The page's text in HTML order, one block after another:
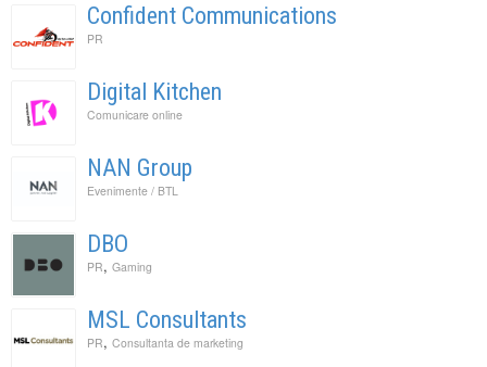
Confident Communications
PR
Digital Kitchen
Comunicare online
NAN Group
Evenimente / BTL
DBO
PR, Gaming
MSL Consultants
PR, Consultanta de marketing